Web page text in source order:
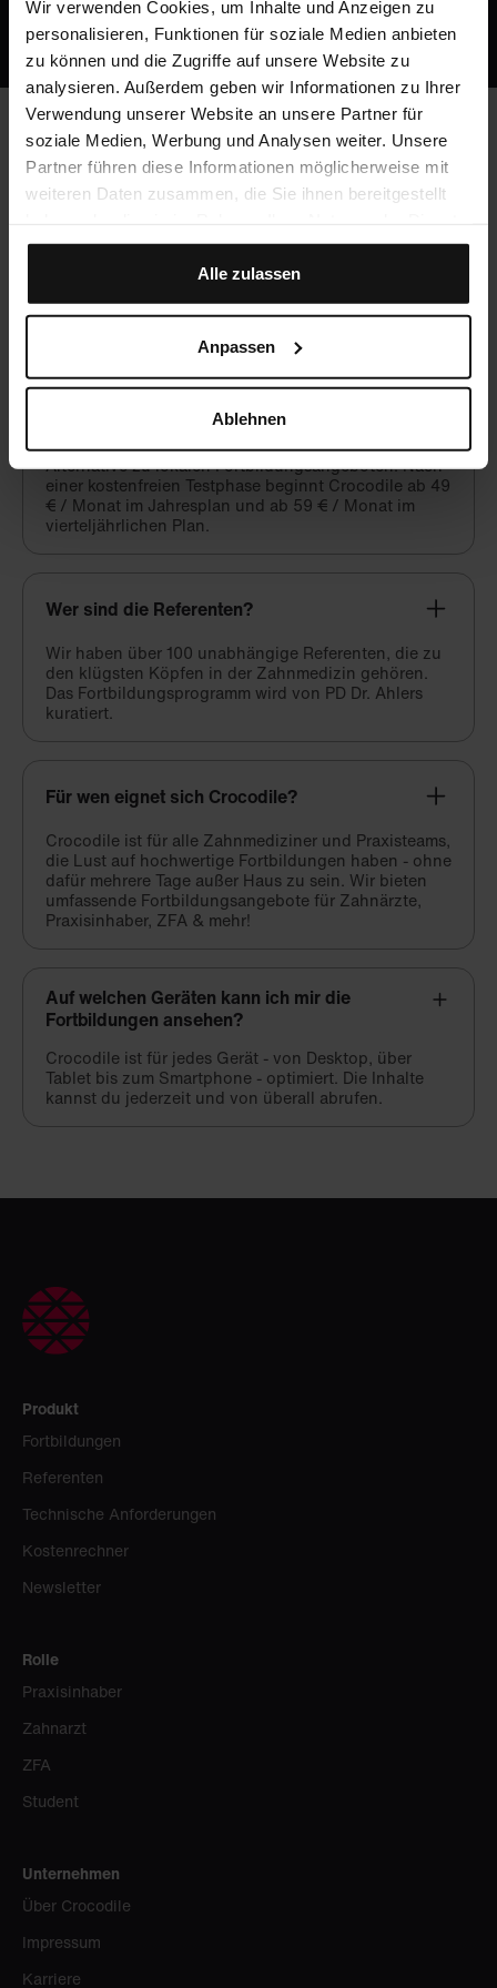
Wir verwenden Cookies, um Inhalte und Anzeigen zu
personalisieren, Funktionen für soziale Medien anbieten
zu können und die Zugriffe auf unsere Website zu
analysieren. Außerdem geben wir Informationen zu Ihrer
Verwendung unserer Website an unsere Partner für
soziale Medien, Werbung und Analysen weiter. Unsere
Partner führen diese Informationen möglicherweise mit
weiteren Daten zusammen, die Sie ihnen bereitgestellt
gesammelt haben.
Alle zulassen
Anpassen
Ablehnen
Oder ruf uns an: +49 5251 / 54481-0
Häufig gestellte Fragen
Ja, du kannst mit Crocodile unbegrenzt CME-Punkte
sammeln!
Crocodile ist eine hochwertige, aber preiswerte
Alternative zu lokalen Fortbildungsangeboten. Nach
einer kostenfreien Testphase beginnt Crocodile ab 49
€ / Monat im Jahresplan und ab 59 € / Monat im
vierteljährlichen Plan.
Wer sind die Referenten?
Wir haben über 100 unabhängige Referenten, die zu
den klügsten Köpfen in der Zahnmedizin gehören.
Das Fortbildungsprogramm wird von PD Dr. Ahlers
kuratiert.
Für wen eignet sich Crocodile?
Crocodile ist für alle Zahnmediziner und Praxisteams,
die Lust auf hochwertige Fortbildungen haben - ohne
dafür mehrere Tage außer Haus zu sein. Wir bieten
umfassende Fortbildungsangebote für Zahnärzte,
Praxisinhaber, ZFA & mehr!
Auf welchen Geräten kann ich mir die
Fortbildungen ansehen?
Crocodile ist für jedes Gerät - von Desktop, über
Tablet bis zum Smartphone - optimiert. Die Inhalte
kannst du jederzeit und von überall abrufen.
Produkt
Fortbildungen
Referenten
Technische Anforderungen
Kostenrechner
Newsletter
Rolle
Praxisinhaber
Zahnarzt
ZFA
Student
Unternehmen
Über Crocodile
Impressum
Karriere